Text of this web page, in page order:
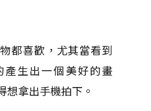
都喜歡，尤其當看到
產生出一個美好的畫
想拿出手機拍下。